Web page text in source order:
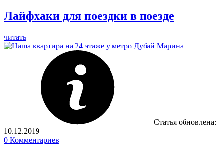
Лайфхаки для поездки в поезде
читать
Статья обновлена:
10.12.2019
0 Комментариев